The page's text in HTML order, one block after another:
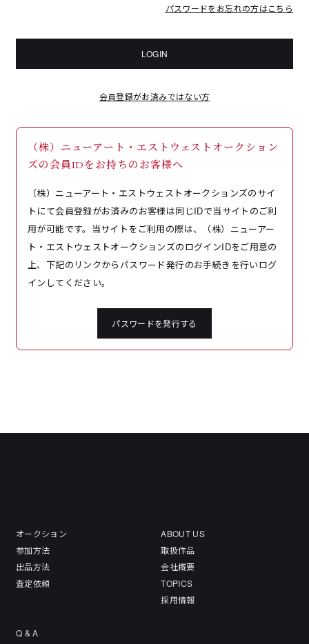
パスワードをお忘れの方はこちら
LOGIN
会員登録がお済みではない方
（株）ニューアート・エストウェストオークション
ズの会員IDをお持ちのお客様へ
（株）ニューアート・エストウェストオークションズのサイ
トにて会員登録がお済みのお客様は同じIDで当サイトのご利
用が可能です。当サイトをご利用の際は、（株）ニューアー
ト・エストウェストオークションズのログインIDをご用意の
上、下記のリンクからパスワード発行のお手続きを行いログ
インしてください。
パスワードを発行する
オークション
参加方法
出品方法
査定依頼
ABOUT US
取扱作品
会社概要
TOPICS
採用情報
Q & A